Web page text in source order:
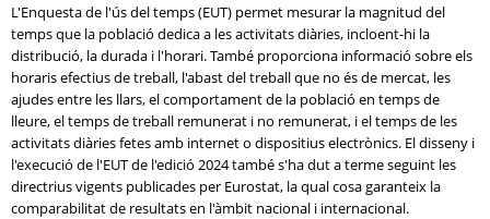
L'Enquesta de l'ús del temps (EUT) permet mesurar la magnitud del
temps que la població dedica a les activitats diàries, incloent-hi la
distribució, la durada i l'horari. També proporciona informació sobre els
horaris efectius de treball, l'abast del treball que no és de mercat, les
ajudes entre les llars, el comportament de la població en temps de
lleure, el temps de treball remunerat i no remunerat, i el temps de les
activitats diàries fetes amb internet o dispositius electrònics. El disseny i
l'execució de l'EUT de l'edició 2024 també s'ha dut a terme seguint les
directrius vigents publicades per Eurostat, la qual cosa garanteix la
comparabilitat de resultats en l'àmbit nacional i internacional.